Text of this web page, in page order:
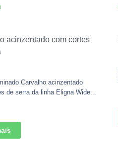
acinzentado com cortes
Carvalho acinzentado
de serra da linha Eligna Wide...